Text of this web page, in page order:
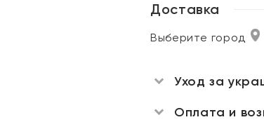
Доставка
Выберите город
Уход за
Оплата и